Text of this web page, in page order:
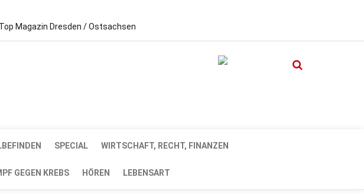
Top Magazin Dresden / Ostsachsen
SPECIAL WIRTSCHAFT, RECHT, FINANZEN
GEGEN KREBS HÖREN LEBENSART